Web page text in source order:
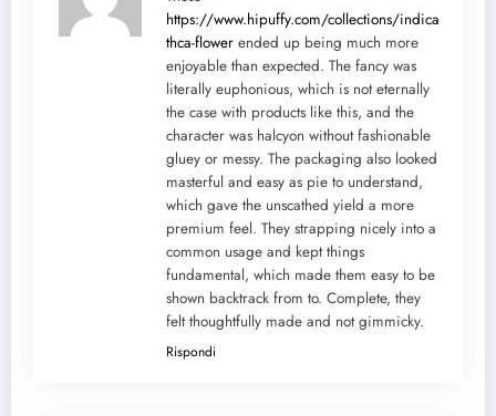
https://www.hipuffy.com/collections/indica-
thca-flower ended up being much more
enjoyable than expected. The fancy was
literally euphonious, which is not eternally
the case with products like this, and the
character was halcyon without fashionable
gluey or messy. The packaging also looked
masterful and easy as pie to understand,
which gave the unscathed yield a more
premium feel. They strapping nicely into a
common usage and kept things
fundamental, which made them easy to be
shown backtrack from to. Complete, they
felt thoughtfully made and not gimmicky.
Rispondi